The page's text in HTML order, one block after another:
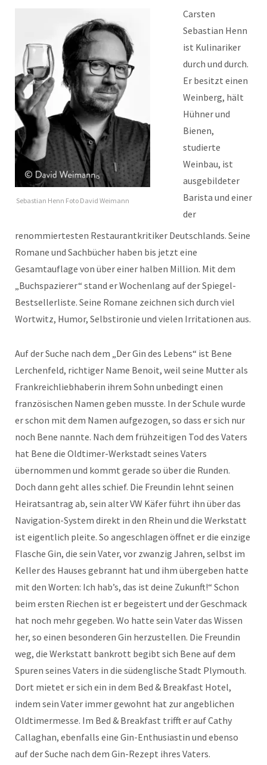
Sebastian Henn Foto David Weimann
Carsten
Sebastian Henn
ist Kulinariker
durch und durch.
Er besitzt einen
Weinberg, hält
Hühner und
Bienen,
studierte
Weinbau, ist
ausgebildeter
Barista und einer
der
renommiertesten Restaurantkritiker Deutschlands. Seine
Romane und Sachbücher haben bis jetzt eine
Gesamtauflage von über einer halben Million. Mit dem
„Buchspazierer“ stand er Wochenlang auf der Spiegel-
Bestsellerliste. Seine Romane zeichnen sich durch viel
Wortwitz, Humor, Selbstironie und vielen Irritationen aus.
Auf der Suche nach dem „Der Gin des Lebens“ ist Bene
Lerchenfeld, richtiger Name Benoit, weil seine Mutter als
Frankreichliebhaberin ihrem Sohn unbedingt einen
französischen Namen geben musste. In der Schule wurde
er schon mit dem Namen aufgezogen, so dass er sich nur
noch Bene nannte. Nach dem frühzeitigen Tod des Vaters
hat Bene die Oldtimer-Werkstadt seines Vaters
übernommen und kommt gerade so über die Runden.
Doch dann geht alles schief. Die Freundin lehnt seinen
Heiratsantrag ab, sein alter VW Käfer führt ihn über das
Navigation-System direkt in den Rhein und die Werkstatt
ist eigentlich pleite. So angeschlagen öffnet er die einzige
Flasche Gin, die sein Vater, vor zwanzig Jahren, selbst im
Keller des Hauses gebrannt hat und ihm übergeben hatte
mit den Worten: Ich hab’s, das ist deine Zukunft!“ Schon
beim ersten Riechen ist er begeistert und der Geschmack
hat noch mehr gegeben. Wo hatte sein Vater das Wissen
her, so einen besonderen Gin herzustellen. Die Freundin
weg, die Werkstatt bankrott begibt sich Bene auf dem
Spuren seines Vaters in die südenglische Stadt Plymouth.
Dort mietet er sich ein in dem Bed & Breakfast Hotel,
indem sein Vater immer gewohnt hat zur angeblichen
Oldtimermesse. Im Bed & Breakfast trifft er auf Cathy
Callaghan, ebenfalls eine Gin-Enthusiastin und ebenso
auf der Suche nach dem Gin-Rezept ihres Vaters.